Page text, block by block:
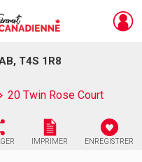
T4S 1R8
20 Twin Rose Court
IMPRIMER ENREGISTRER